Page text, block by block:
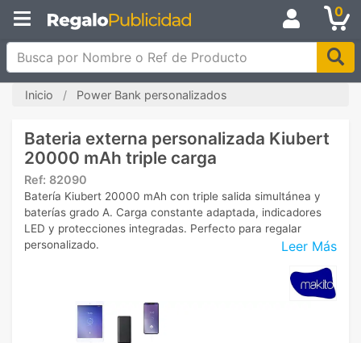
0
Busca por Nombre o Ref de Producto
Inicio Power Bank personalizados
Bateria externa personalizada Kiubert
20000 mAh triple carga
Ref: 82090
Leer Más
Batería Kiubert 20000 mAh con triple salida simultánea y
baterías grado A. Carga constante adaptada, indicadores
LED y protecciones integradas. Perfecto para regalar
personalizado.